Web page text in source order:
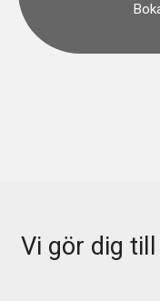
Vi gör dig till